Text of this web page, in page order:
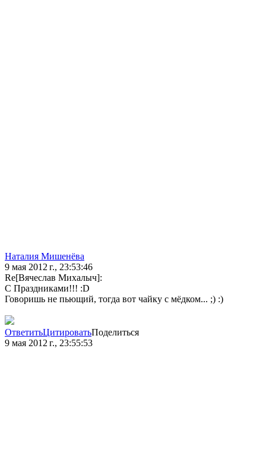
Наталия Мишенёва
9 мая 2012 г., 23:53:46
Re[Вячеслав Михалыч]:
С Праздниками!!! :D
Говоришь не пьющий, тогда вот чайку с мёдком... ;) :)
ОтветитьЦитироватьПоделиться
9 мая 2012 г., 23:55:53